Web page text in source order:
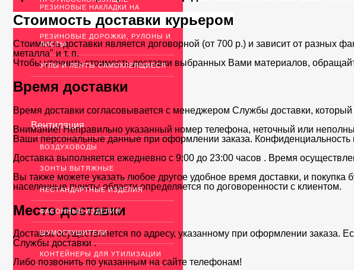
РЕЗИНОВЫЕ НАКЛАДКИ НА
РЕЗИНОВЫЕ ДОРОЖКИ, РУЛОНЫ И
ЛИСТЫ
УГЛЫ И ЛЕНТЫ САМОКЛЕЯЩИЕСЯ
Вентиляция
ВОЗДУХОВОДЫ
ЗОНТЫ ВЫТЯЖНЫЕ
НЕСТАНДАРТНЫЕ ИЗДЕЛИЯ
ФАСОННЫЕ ИЗДЕЛИЯ
ШУМОГЛУШИТЕЛИ
КОНТЕЙНЕРЫ ДЛЯ УТИЛИЗАЦИИ
Стоимость доставки курьером
Стоимость доставки является договорной (от 700 р.) и зависит от разных
металла" и т. п.
Чтобы уточнить стоимость доставки выбранных Вами материалов,
Время доставки
Время доставки согласовывается с менеджером Службы доставки,
Внимание! Неправильно указанный номер телефона, неточный или
Ваши персональные данные при оформлении заказа. Конфиденциальность
Доставка выполняется ежедневно с 9:00 до 23:00 часов . Время
Вы также можете указать любое другое удобное время доставки, и
населенные пункты области определяется по договоренности с клиентом.
Место доставки
Доставка осуществляется по адресу, указанному при оформлении заказа.
Службы доставки .
Либо позвонить по указанным на сайте телефонам!